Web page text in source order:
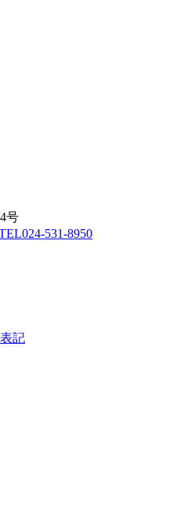
号
024-531-8950
記